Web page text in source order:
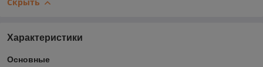
Характеристики
Основные